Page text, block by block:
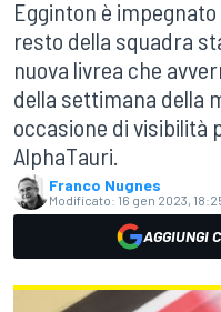
Egginton è
resto della squadra
nuova livrea che
della settimana della
occasione di visibilità
AlphaTauri.
Franco Nugnes
Modificato: 16 gen 2023,
AGGIUNGI